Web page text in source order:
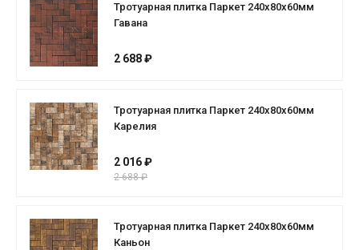
Тротуарная плитка Паркет 240x80x60мм
Гавана
2 688 ₽
Тротуарная плитка Паркет 240x80x60мм
Карелия
2 016 ₽
2 688 ₽
Тротуарная плитка Паркет 240x80x60мм
Каньон